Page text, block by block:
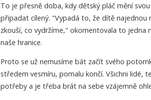
To je přesně doba, kdy dětský pláč mění
připadat cílený. "Vypadá to, že dítě najednou
zkouší, co vydržíme," okomentovala to jedna
naše hranice.
Proto se už nemusíme bát začít svého
středem vesmíru, pomalu končí. Všichni lidé,
potřeby a je třeba brát na sebe vzájemně